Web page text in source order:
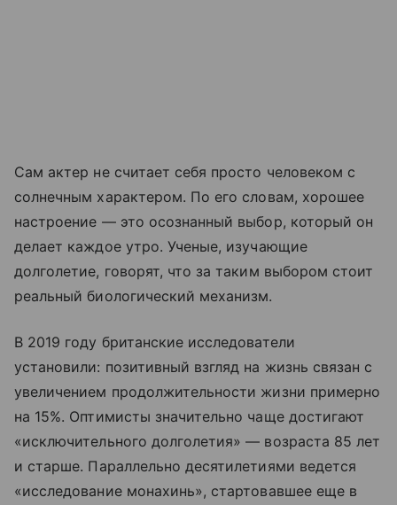
Сам актер не считает себя просто человеком с
солнечным характером. По его словам, хорошее
настроение — это осознанный выбор, который он
делает каждое утро. Ученые, изучающие
долголетие, говорят, что за таким выбором стоит
реальный биологический механизм.
В 2019 году британские исследователи
установили: позитивный взгляд на жизнь связан с
увеличением продолжительности жизни примерно
на 15%. Оптимисты значительно чаще достигают
«исключительного долголетия» — возраста 85 лет
и старше. Параллельно десятилетиями ведется
«исследование монахинь», стартовавшее еще в